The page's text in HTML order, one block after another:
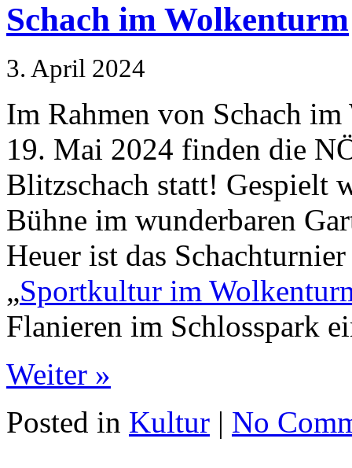
Schach im Wolkenturm
3. April 2024
Im Rahmen von Schach
19. Mai 2024 finden die
Blitzschach statt! Gespielt
Bühne im wunderbaren
Heuer ist das
„Sportkultur im
Flanieren im Schlosspark
Weiter »
Posted in Kultur | No